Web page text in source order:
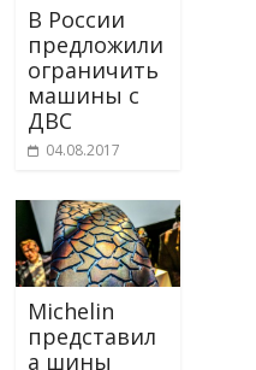
В России
предложили
ограничить
машины с
ДВС
04.08.2017
Michelin
представил
а шины